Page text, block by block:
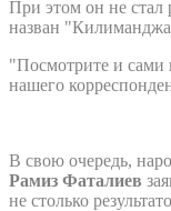
При этом он не стал
назван
"Посмотрите и сами
нашего
В свою очередь,
Рамиз Фаталиев
не столько